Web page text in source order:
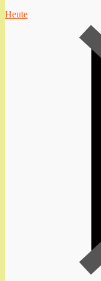
Heute